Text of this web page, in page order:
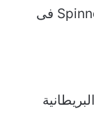
عناوين فروع سبينيس مصر Spinneys Egypt فى